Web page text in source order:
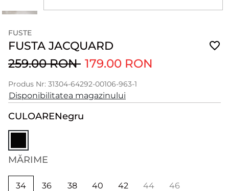
FUSTE
FUSTA JACQUARD
259.00 RON 179.00 RON
Produs Nr: 31304-64292-00106-963-1
Disponibilitatea magazinului
CULOARENegru
MĂRIME
34 36 38 40 42 44
46